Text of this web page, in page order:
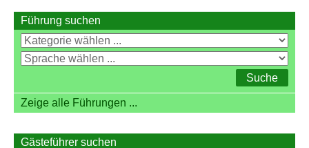
Führung suchen
Zeige alle Führungen ...
Gästeführer suchen